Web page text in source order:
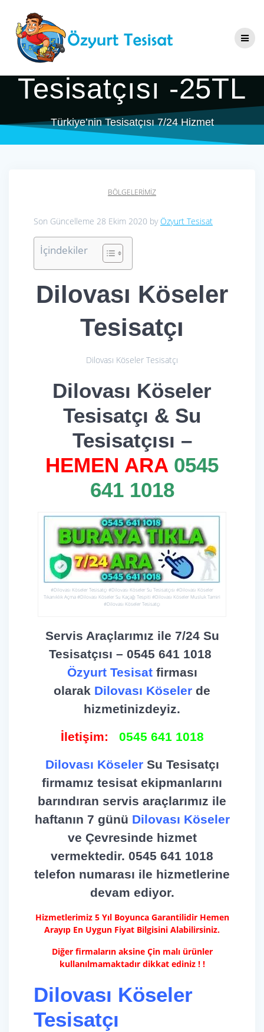
content
Dilovası Köseler
Tesisatçı & Su
Tesisatçısı -25TL
Türkiye’nin Tesisatçısı 7/24 Hizmet
BÖLGELERIMIZ
Son Güncelleme 28 Ekim 2020 by Özyurt Tesisat
İçindekiler
Dilovası Köseler
Tesisatçı
Dilovası Köseler Tesisatçı
Dilovası Köseler
Tesisatçı & Su
Tesisatçısı –
HEMEN ARA 0545
641 1018
#Dilovası Köseler Tesisatçı #Dilovası Köseler Su Tesisatçısı #Dilovası Köseler
Tıkanıklık Açma #Dilovası Köseler Su Kaçağı Tespiti #Dilovası Köseler Musluk Tamiri
#Dilovası Köseler Tesisatçı
Servis Araçlarımız ile 7/24 Su
Tesisatçısı – 0545 641 1018
Özyurt Tesisatfirması
olarak Dilovası Köseler de
hizmetinizdeyiz.
İletişim: 0545 641 1018
Dilovası Köseler Su Tesisatçı
firmamız tesisat ekipmanlarını
barındıran servis araçlarımız ile
haftanın 7 günü Dilovası Köseler
ve Çevresinde hizmet
vermektedir. 0545 641 1018
telefon numarası ile hizmetlerine
devam ediyor.
Hizmetlerimiz 5 Yıl Boyunca Garantilidir Hemen
Arayıp En Uygun Fiyat Bilgisini Alabilirsiniz.
Diğer firmaların aksine Çin malı ürünler
kullanılmamaktadır dikkat ediniz ! !
Dilovası Köseler
Tesisatçı